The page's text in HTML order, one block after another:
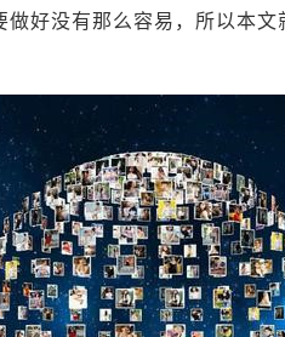
好没有那么容易，所以本文